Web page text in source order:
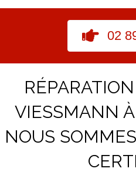
02
VIESSMANN
NOUS